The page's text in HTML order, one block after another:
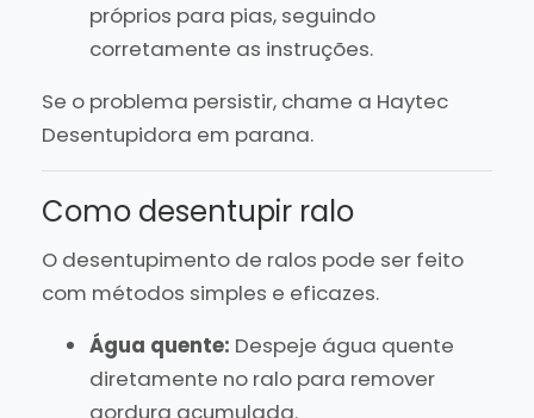
próprios para pias, seguindo
corretamente as instruções.
Se o problema persistir, chame a Haytec
Desentupidora em parana.
Como desentupir ralo
O desentupimento de ralos pode ser feito
com métodos simples e eficazes.
Água quente: Despeje água quente
diretamente no ralo para remover